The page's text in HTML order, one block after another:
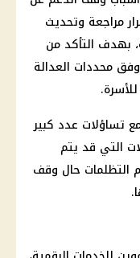
مراجعة وتحديث
بهدف التأكد من
وفق محددات العدالة
تساؤلات عدد كبير
التي قد يتم
التظلمات حال وقف